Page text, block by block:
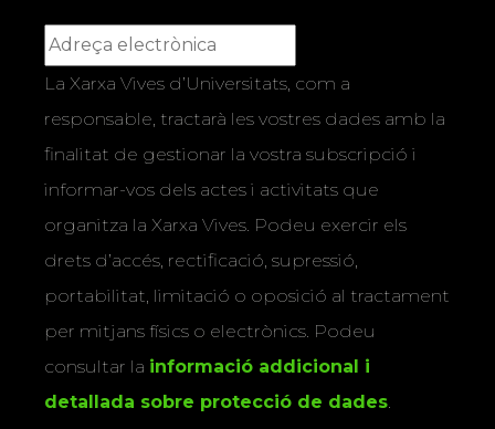
La Xarxa Vives d’Universitats, com a
responsable, tractarà les vostres dades amb la
finalitat de gestionar la vostra subscripció i
informar-vos dels actes i activitats que
organitza la Xarxa Vives. Podeu exercir els
drets d’accés, rectificació, supressió,
portabilitat, limitació o oposició al tractament
per mitjans físics o electrònics. Podeu
consultar la informació addicional i
detallada sobre protecció de dades.